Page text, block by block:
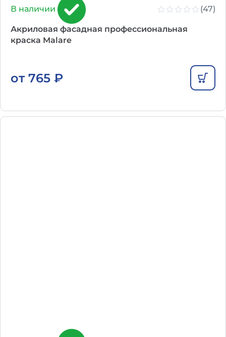
В наличии (47)
Акриловая фасадная профессиональная
краска Malare
от 765 ₽